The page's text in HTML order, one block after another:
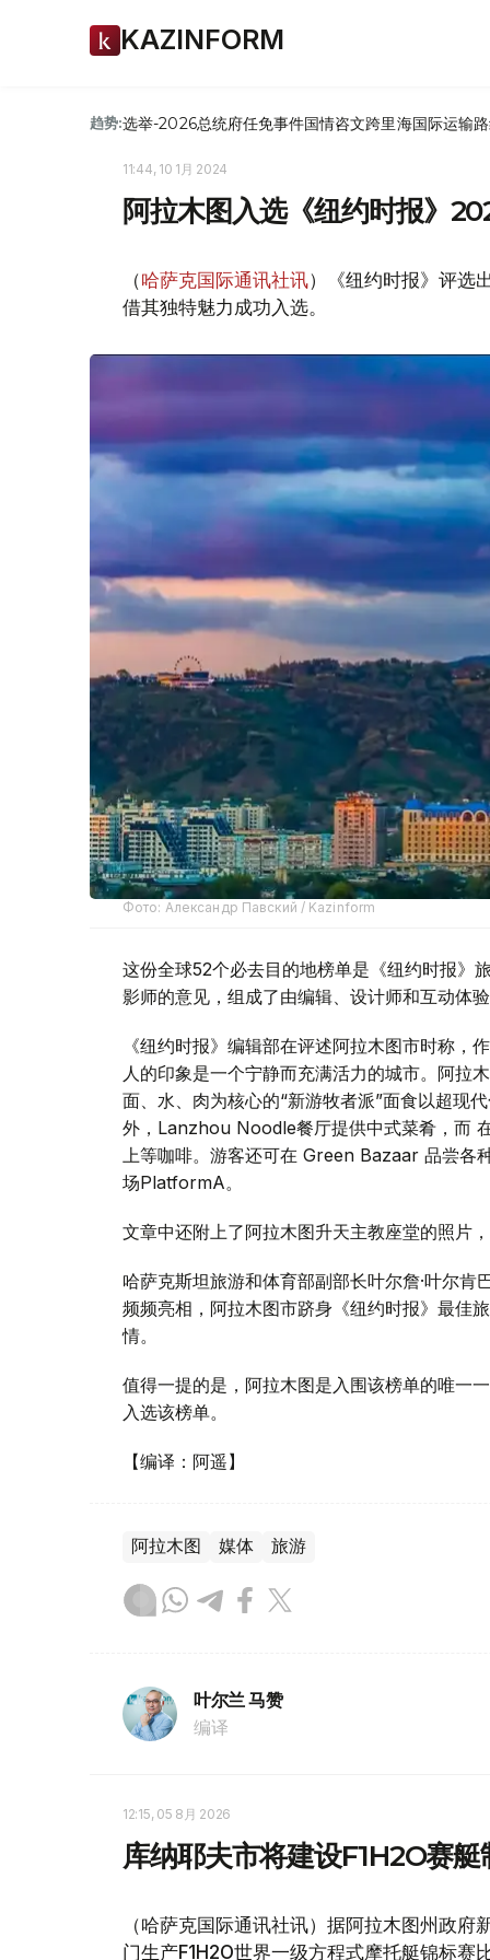
KAZINFORM
趋势:选举-2026总统府任免事件国情咨文跨里海国际运输
11:44, 10 1月 2024
阿拉木图入选《纽约时报》
（哈萨克国际通讯社讯）《纽约时报》评选
借其独特魅力成功入选。
Фото: Александр Павский / Kazinform
这份全球52个必去目的地榜单是《纽约时报》
影师的意见，组成了由编辑、设计师和互动体
《纽约时报》编辑部在评述阿拉木图市时称
人的印象是一个宁静而充满活力的城市。阿拉
面、水、肉为核心的“新游牧者派”面食以超现
外，Lanzhou Noodle餐厅提供中式菜肴，而
上等咖啡。游客还可在 Green Bazaar 品尝各
场PlatformA。
文章中还附上了阿拉木图升天主教座堂的照片
哈萨克斯坦旅游和体育部副部长叶尔詹·叶尔
频频亮相，阿拉木图市跻身《纽约时报》最佳
情。
值得一提的是，阿拉木图是入围该榜单的唯一
入选该榜单。
【编译：阿遥】
阿拉木图 媒体 旅游
叶尔兰 马赞
编译
12:15, 05 8月 2026
库纳耶夫市将建设F1H2O赛
（哈萨克国际通讯社讯）据阿拉木图州政
门生产F1H2O世界一级方程式摩托艇锦标